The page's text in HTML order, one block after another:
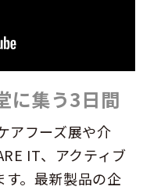
に集う3日間
アフーズ展や介
IT、アクティブ
す。最新製品の企